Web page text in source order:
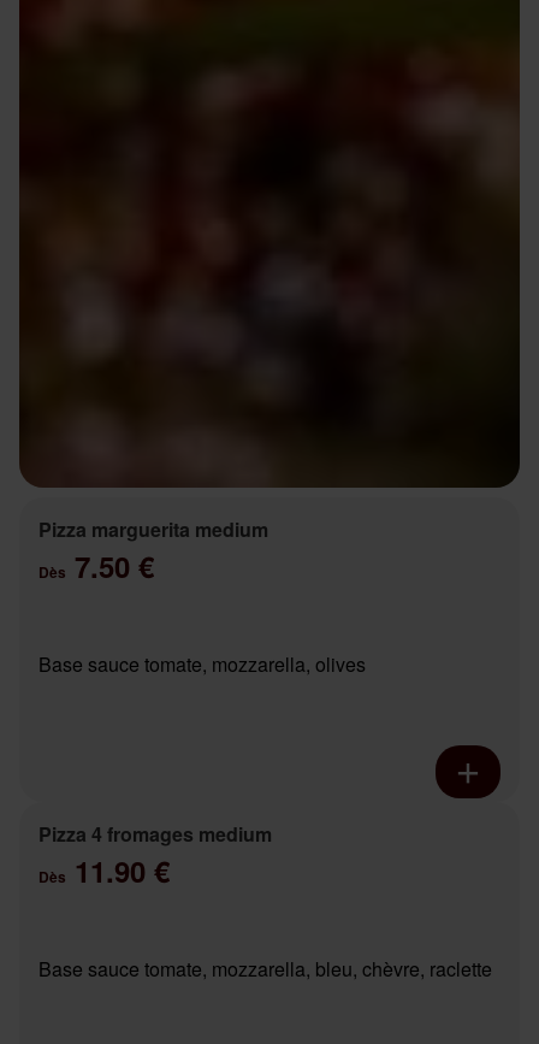
Pizza marguerita medium
Dès 7.50 €
Base sauce tomate, mozzarella, olives
Pizza 4 fromages medium
Dès 11.90 €
Base sauce tomate, mozzarella, bleu, chèvre, raclette